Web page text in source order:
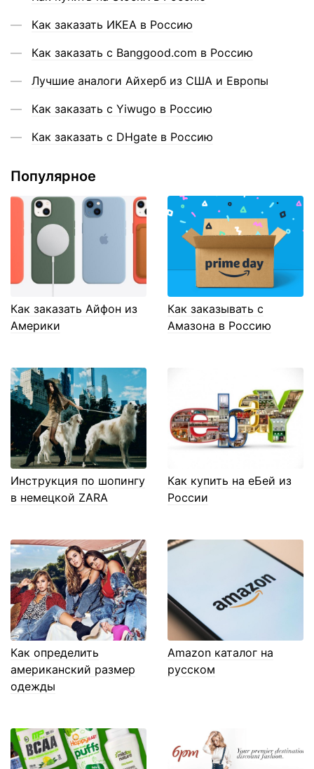
Как заказать ИКЕА в Россию
Как заказать с Banggood.com в Россию
Лучшие аналоги Айхерб из США и Европы
Как заказать с Yiwugo в Россию
Как заказать с DHgate в Россию
Популярное
Как заказать Айфон из
Америки
Как заказывать с
Амазона в Россию
Инструкция по шопингу
в немецкой ZARA
Как купить на еБей из
России
Как определить
американский размер
одежды
Amazon каталог на
русском